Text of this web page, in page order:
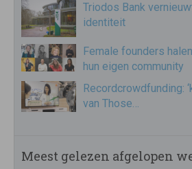
Triodos Bank
identiteit
Female founders
hun eigen community
Recordcrowdfunding:
van Those…
Meest gelezen afgelopen